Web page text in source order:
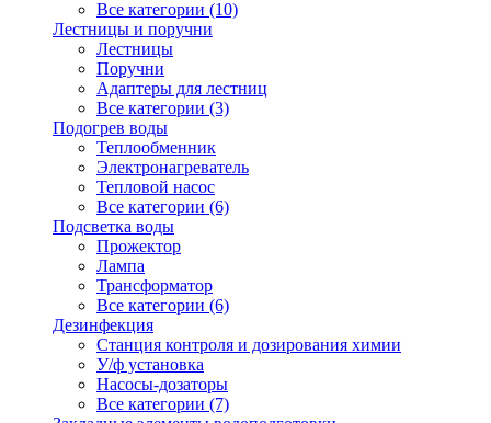
Все категории (10)
Лестницы и поручни
Лестницы
Поручни
Адаптеры для лестниц
Все категории (3)
Подогрев воды
Теплообменник
Электронагреватель
Тепловой насос
Все категории (6)
Подсветка воды
Прожектор
Лампа
Трансформатор
Все категории (6)
Дезинфекция
Станция контроля и дозирования химии
У/ф установка
Насосы-дозаторы
Все категории (7)